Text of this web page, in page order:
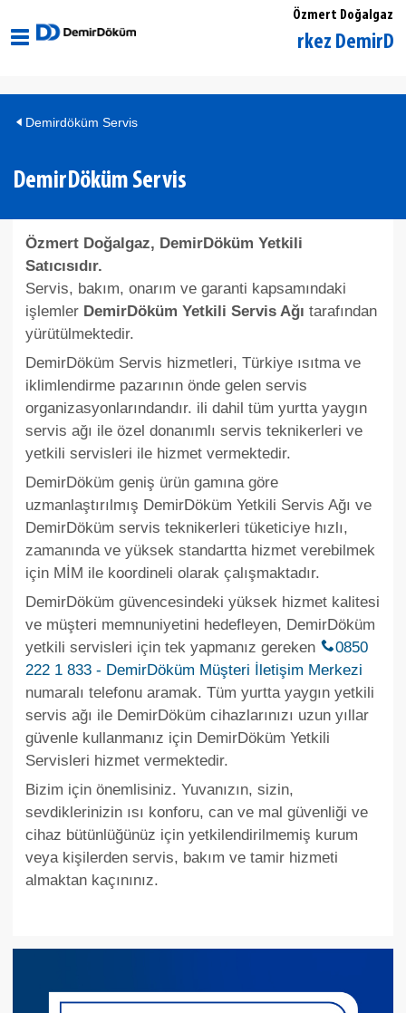
Özmert Doğalgaz
Düzce Merkez
Demirdöküm Servis
DemirDöküm Servis
Özmert Doğalgaz, DemirDöküm Yetkili
Satıcısıdır.
Servis, bakım, onarım ve garanti kapsamındaki
işlemler DemirDöküm Yetkili Servis Ağı tarafından
yürütülmektedir.
DemirDöküm Servis hizmetleri, Türkiye ısıtma ve
iklimlendirme pazarının önde gelen servis
organizasyonlarındandır. ili dahil tüm yurtta yaygın
servis ağı ile özel donanımlı servis teknikerleri ve
yetkili servisleri ile hizmet vermektedir.
DemirDöküm geniş ürün gamına göre
uzmanlaştırılmış DemirDöküm Yetkili Servis Ağı ve
DemirDöküm servis teknikerleri tüketiciye hızlı,
zamanında ve yüksek standartta hizmet verebilmek
için MİM ile koordineli olarak çalışmaktadır.
DemirDöküm güvencesindeki yüksek hizmet kalitesi
ve müşteri memnuniyetini hedefleyen, DemirDöküm
yetkili servisleri için tek yapmanız gereken
0850
222 1 833 - DemirDöküm Müşteri İletişim Merkezi
numaralı telefonu aramak. Tüm yurtta yaygın yetkili
servis ağı ile DemirDöküm cihazlarınızı uzun yıllar
güvenle kullanmanız için DemirDöküm Yetkili
Servisleri hizmet vermektedir.
Bizim için önemlisiniz. Yuvanızın, sizin,
sevdiklerinizin ısı konforu, can ve mal güvenliği ve
cihaz bütünlüğünüz için yetkilendirilmemiş kurum
veya kişilerden servis, bakım ve tamir hizmeti
almaktan kaçınınız.